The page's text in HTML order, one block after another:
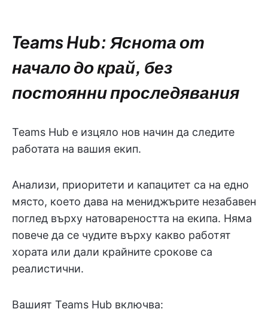
Teams Hub: Яснота от
начало до край, без
постоянни проследявания
Teams Hub е изцяло нов начин да следите
работата на вашия екип.
Анализи, приоритети и капацитет са на едно
място, което дава на мениджърите незабавен
поглед върху натовареността на екипа. Няма
повече да се чудите върху какво работят
хората или дали крайните срокове са
реалистични.
Вашият Teams Hub включва: